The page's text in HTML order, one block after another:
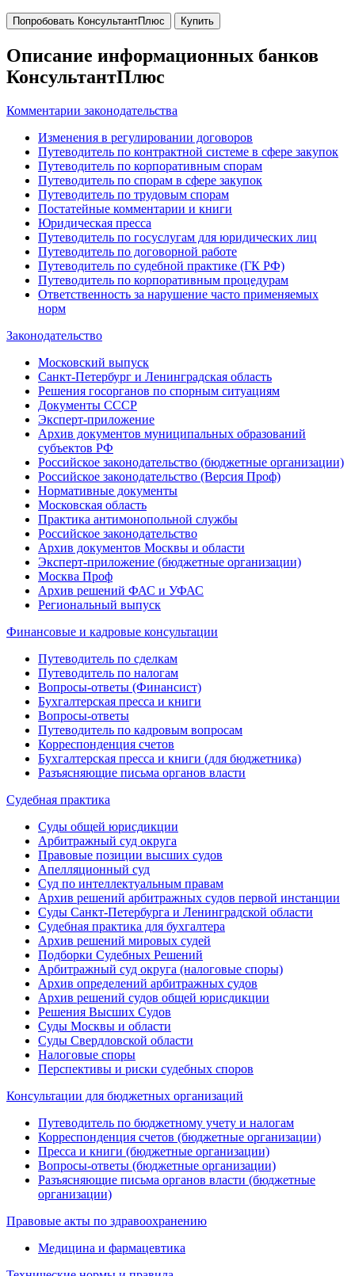
Попробовать КонсультантПлюс Купить
Описание информационных банков
КонсультантПлюс
Комментарии законодательства
Изменения в регулировании договоров
Путеводитель по контрактной системе в сфере закупок
Путеводитель по корпоративным спорам
Путеводитель по спорам в сфере закупок
Путеводитель по трудовым спорам
Постатейные комментарии и книги
Юридическая пресса
Путеводитель по госуслугам для юридических лиц
Путеводитель по договорной работе
Путеводитель по судебной практике (ГК РФ)
Путеводитель по корпоративным процедурам
Ответственность за нарушение часто применяемых
норм
Законодательство
Московский выпуск
Санкт-Петербург и Ленинградская область
Решения госорганов по спорным ситуациям
Документы СССР
Эксперт-приложение
Архив документов муниципальных образований
субъектов РФ
Российское законодательство (бюджетные организации)
Российское законодательство (Версия Проф)
Нормативные документы
Московская область
Практика антимонопольной службы
Российское законодательство
Архив документов Москвы и области
Эксперт-приложение (бюджетные организации)
Москва Проф
Архив решений ФАС и УФАС
Региональный выпуск
Финансовые и кадровые консультации
Путеводитель по сделкам
Путеводитель по налогам
Вопросы-ответы (Финансист)
Бухгалтерская пресса и книги
Вопросы-ответы
Путеводитель по кадровым вопросам
Корреспонденция счетов
Бухгалтерская пресса и книги (для бюджетника)
Разъясняющие письма органов власти
Судебная практика
Суды общей юрисдикции
Арбитражный суд округа
Правовые позиции высших судов
Апелляционный суд
Суд по интеллектуальным правам
Архив решений арбитражных судов первой инстанции
Суды Санкт-Петербурга и Ленинградской области
Судебная практика для бухгалтера
Архив решений мировых судей
Подборки Судебных Решений
Арбитражный суд округа (налоговые споры)
Архив определений арбитражных судов
Архив решений судов общей юрисдикции
Решения Высших Судов
Суды Москвы и области
Суды Свердловской области
Налоговые споры
Перспективы и риски судебных споров
Консультации для бюджетных организаций
Путеводитель по бюджетному учету и налогам
Корреспонденция счетов (бюджетные организации)
Пресса и книги (бюджетные организации)
Вопросы-ответы (бюджетные организации)
Разъясняющие письма органов власти (бюджетные
организации)
Правовые акты по здравоохранению
Медицина и фармацевтика